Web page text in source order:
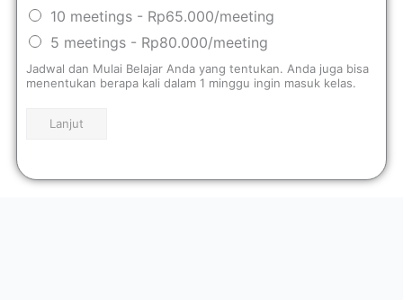
10 meetings - Rp65.000/meeting
5 meetings - Rp80.000/meeting
Jadwal dan Mulai Belajar Anda yang tentukan. Anda juga bisa
menentukan berapa kali dalam 1 minggu ingin masuk kelas.
Lanjut